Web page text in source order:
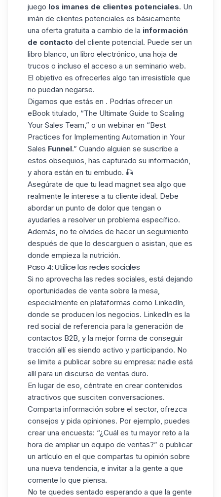
juego los imanes de clientes potenciales. Un
imán de clientes potenciales es básicamente
una oferta gratuita a cambio de la información
de contacto del cliente potencial. Puede ser un
libro blanco, un libro electrónico, una hoja de
trucos o incluso el acceso a un seminario web.
El objetivo es ofrecerles algo tan irresistible que
no puedan negarse.
Digamos que estás en . Podrías ofrecer un
eBook titulado, “The Ultimate Guide to Scaling
Your Sales Team,” o un webinar en “Best
Practices for Implementing Automation in Your
Sales Funnel.” Cuando alguien se suscribe a
estos obsequios, has capturado su información,
y ahora están en tu embudo. 🎣
Asegúrate de que tu lead magnet sea algo que
realmente le interese a tu cliente ideal. Debe
abordar un punto de dolor que tengan o
ayudarles a resolver un problema específico.
Además, no te olvides de hacer un seguimiento
después de que lo descarguen o asistan, que es
donde empieza la nutrición.
Paso 4: Utilice las redes sociales
Si no aprovecha las redes sociales, está dejando
oportunidades de venta sobre la mesa,
especialmente en plataformas como LinkedIn,
donde se producen los negocios. LinkedIn es la
red social de referencia para la generación de
contactos B2B, y la mejor forma de conseguir
tracción allí es siendo activo y participando. No
se limite a publicar sobre su empresa: nadie está
allí para un discurso de ventas duro.
En lugar de eso, céntrate en crear contenidos
atractivos que susciten conversaciones.
Comparta información sobre el sector, ofrezca
consejos y pida opiniones. Por ejemplo, puedes
crear una encuesta: “¿Cuál es tu mayor reto a la
hora de ampliar un equipo de ventas?” o publicar
un artículo en el que compartas tu opinión sobre
una nueva tendencia, e invitar a la gente a que
comente lo que piensa.
No te quedes sentado esperando a que la gente